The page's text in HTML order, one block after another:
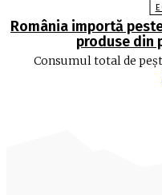
România importă
produse din
Consumul total de